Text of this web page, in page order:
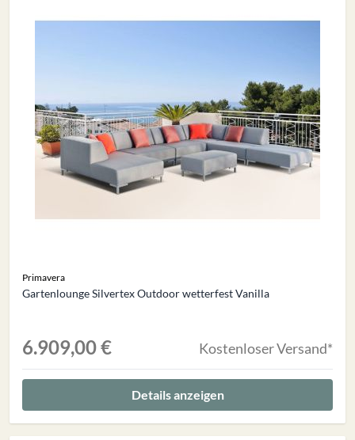
Primavera
Gartenlounge Silvertex Outdoor wetterfest Vanilla
6.909,00 € Kostenloser Versand*
Details anzeigen